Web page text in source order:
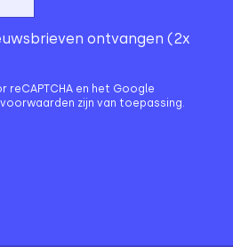
ontvangen (2x
reCAPTCHA en het Google
zijn van toepassing.